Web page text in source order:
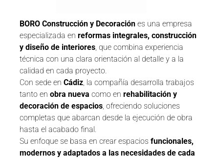
BORO Construcción y Decoración es una empresa
especializada en reformas integrales, construcción
y diseño de interiores , que combina experiencia
técnica con una clara orientación al detalle y a la
calidad en cada proyecto.
Con sede en Cádiz , la compañía desarrolla trabajos
tanto en obra nueva como en rehabilitación y
decoración de espacios , ofreciendo soluciones
completas que abarcan desde la ejecución de obra
hasta el acabado final.
Su enfoque se basa en crear espacios funcionales,
modernos y adaptados a las necesidades de cada